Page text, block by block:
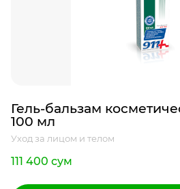
Гель-бальзам
100 мл
Уход за лицом и телом
111 400 сум